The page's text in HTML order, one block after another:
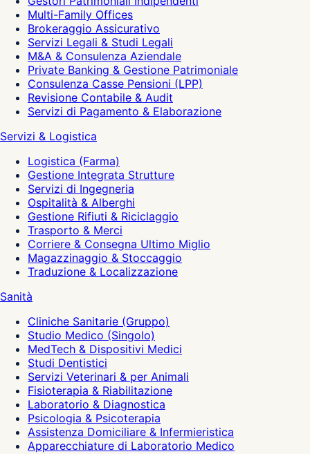
Multi-Family Offices
Brokeraggio Assicurativo
Servizi Legali & Studi Legali
M&A & Consulenza Aziendale
Private Banking & Gestione Patrimoniale
Consulenza Casse Pensioni (LPP)
Revisione Contabile & Audit
Servizi di Pagamento & Elaborazione
Servizi & Logistica
Logistica (Farma)
Gestione Integrata Strutture
Servizi di Ingegneria
Ospitalità & Alberghi
Gestione Rifiuti & Riciclaggio
Trasporto & Merci
Corriere & Consegna Ultimo Miglio
Magazzinaggio & Stoccaggio
Traduzione & Localizzazione
Sanità
Cliniche Sanitarie (Gruppo)
Studio Medico (Singolo)
MedTech & Dispositivi Medici
Studi Dentistici
Servizi Veterinari & per Animali
Fisioterapia & Riabilitazione
Laboratorio & Diagnostica
Psicologia & Psicoterapia
Assistenza Domiciliare & Infermieristica
Apparecchiature di Laboratorio Medico